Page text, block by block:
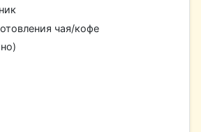
чая/кофе